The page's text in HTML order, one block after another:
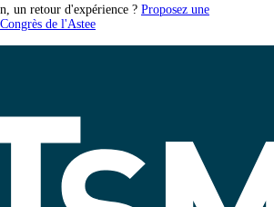
un retour d'expérience ? Proposez une
de l'Astee